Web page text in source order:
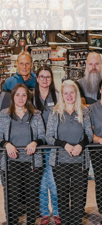
WINTER
Skiservice
Pistenflitzer-Miete